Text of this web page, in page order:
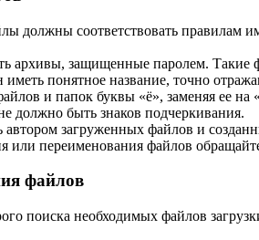
должны соответствовать правилам
архивы, защищенные паролем. Такие
понятное название, точно
и папок буквы «ё», заменяя ее на
должно быть знаков подчеркивания.
загруженных файлов и
или переименования файлов
файлов
поиска необходимых файлов